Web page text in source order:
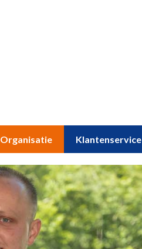
Organisatie Klantenservice